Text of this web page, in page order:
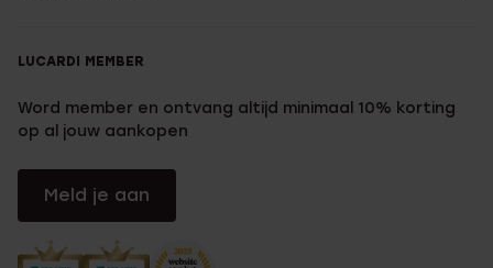
LUCARDI MEMBER
Word member en ontvang altijd minimaal 10% korting
op al jouw aankopen
Meld je aan